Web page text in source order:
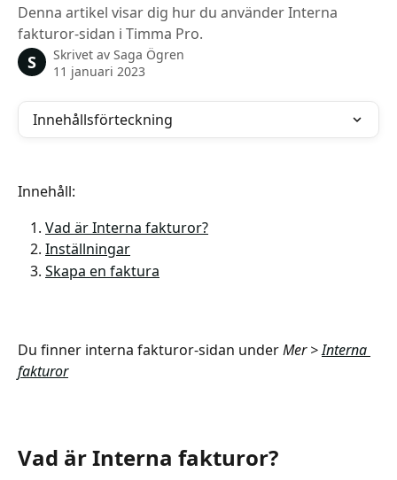
Denna artikel visar dig hur du använder Interna
fakturor-sidan i Timma Pro.
S Skrivet av Saga Ögren
11 januari 2023
Innehållsförteckning
Innehåll:
Vad är Interna fakturor?
Inställningar
Skapa en faktura
Du finner interna fakturor-sidan under Mer > Interna
fakturor
Vad är Interna fakturor?